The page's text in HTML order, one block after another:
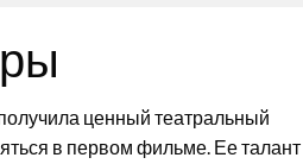
ценный театральный
в первом фильме. Ее талант